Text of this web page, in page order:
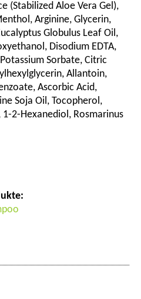
(Stabilized Aloe Vera Gel),
Arginine, Glycerin,
Globulus Leaf Oil,
Disodium EDTA,
Sorbate, Citric
Allantoin,
Ascorbic Acid,
Soja Oil, Tocopherol,
2-Hexanediol, Rosmarinus